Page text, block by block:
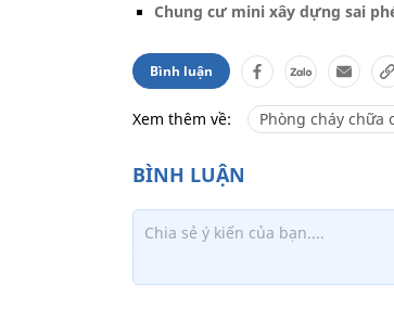
Chung cư mini xây dựng sai
Bình luận
Xem thêm về: Phòng cháy chữa